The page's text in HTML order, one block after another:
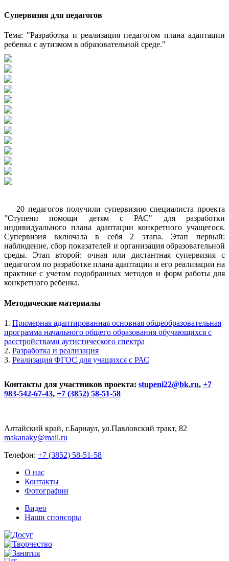
Супервизия для педагогов
Тема: "Разработка и реализация педагогом плана адаптации
ребенка с аутизмом в образовательной среде."
20 педагогов получили супервизию специалиста проекта
"Ступени помощи детям с РАС" для разработки
индивидуального плана адаптации конкретного учащегося.
Супервизия включала в себя 2 этапа. Этап первый:
наблюдение, сбор показателей и организация образовательной
среды. Этап второй: очная или дистантная супервизия с
педагогом по разработке плана адаптации и его реализации на
практике с учетом подобранных методов и форм работы для
конкретного ребенка.
Методические материалы
1. Примерная адаптированная основная общеобразовательная
программа начального общего образования обучающихся с
расстройствами аутистического спектра
2. Разработка и реализация
3. Реализация ФГОС для учащихся с РАС
Контакты для участников проекта: stupeni22@bk.ru, +7
983-542-67-43, +7 (3852) 58-51-58
Алтайский край, г.Барнаул, ул.Павловский тракт, 82
makanaky@mail.ru
Телефон: +7 (3852) 58-51-58
О нас
Контакты
Фотографии
Видео
Наши спонсоры